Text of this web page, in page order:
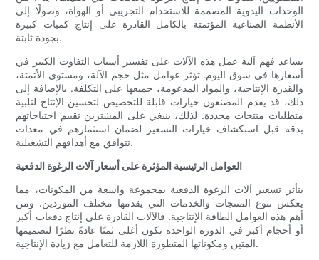
الوحدات اليدوية المصممة للاستخدام التجريبي أو الهواة، وصولًا إلى
الأنظمة الصناعية المؤتمتة بالكامل القادرة على إنتاج كميات كبيرة
بجودة ثابتة.
يساعد فهم آلية عمل هذه الآلات على تفسير أسباب التفاوت الكبير في
أسعارها في سوق اليوم. تؤثر عوامل مثل حجم الآلة، ومستوى الأتمتة،
والقدرة الإنتاجية، والمواد المدعومة، جميعها على التكلفة. بالإضافة إلى
ذلك، قد يقدم المصنعون خيارات قابلة للتخصيص لتحسين الإنتاج لتلبية
متطلبات منتجات محددة. لذلك، ينبغي على المشترين تقييم احتياجاتهم
بدقة قبل استكشاف خيارات التسعير لضمان استثمارهم في معدات
تتوافق مع أهدافهم التشغيلية.
العوامل الرئيسية المؤثرة على أسعار آلات الرغوة الدفعية
يتأثر تسعير آلات الرغوة الدفعية بمجموعة واسعة من المكونات، مما
يعكس تنوع المنتجات والخدمات التي يقدمها مختلف الموردين. ومن
أهم هذه العوامل الطاقة الإنتاجية. فالآلات القادرة على إنتاج دفعات أكبر
أو أحجام أكبر في الدورة الواحدة تكون أغلى ثمنًا عادةً نظرًا لتصميمها
المتين ومكوناتها المتطورة اللازمة للتعامل مع زيادة الإنتاجية.